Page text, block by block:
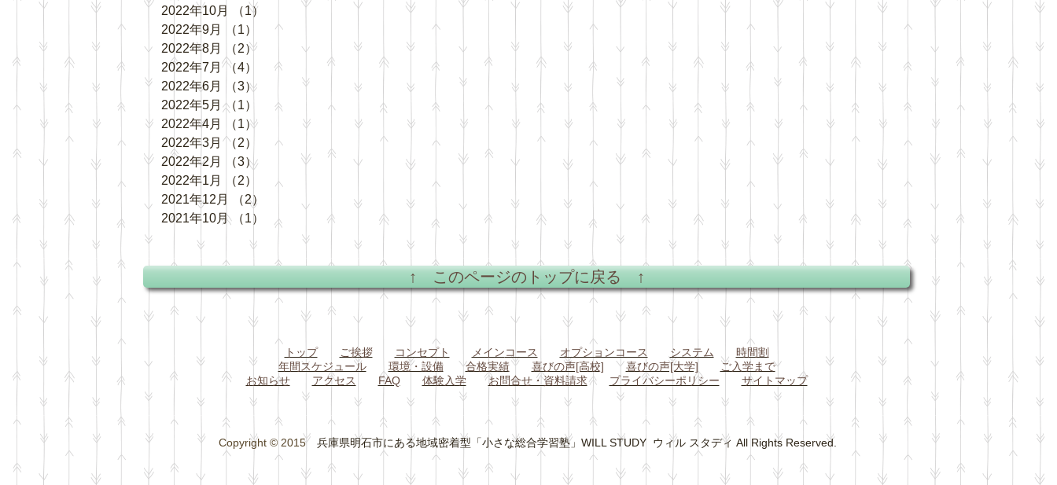
2022年10月
（1）
1件の記事
2022年9月
（1）
1件の記事
2022年8月
（2） 2件の記事
2022年7月 （4）
4件の記事
2022年6月
（3） 3件の記事
2022年5月 （1）
1件の記事
2022年4月
（1）1件の記事
2022年3月 （2）
2件の記事
2022年2月
（3）3件の記事
2022年1月
（2）
2件の記事
2021年12月
（2）
2021年10月
（1） 1件の記事
↑ このページのトップに戻る ↑
トップ ご挨拶 コンセプト メインコース オプションコース システム
時間割
年間スケジュール
環境・設備 合格実績 喜びの声[高校] 喜びの声[大学]
ご入学まで
お知らせ
アクセス FAQ 体験入学 お問合せ・資料請求 プライバシーポリシー サイトマップ
Copyright © 2015 兵庫県明石市にある地域密着型「小さな総合学習塾」WILL STUDY ウィル スタディ All Rights Reserved.